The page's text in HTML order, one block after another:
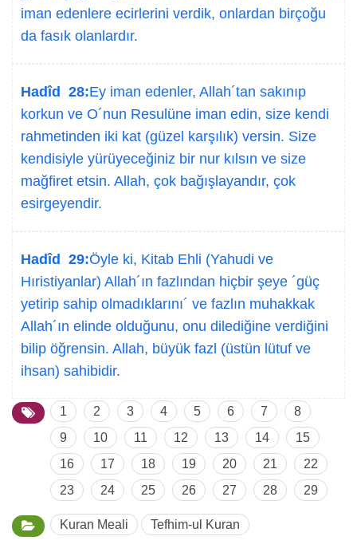
iman edenlere ecirlerini verdik, onlardan birçoğu
da fasık olanlardır.
Hadîd 28:Ey iman edenler, Allah´tan sakınıp
korkun ve O´nun Resulüne iman edin, size kendi
rahmetinden iki kat (güzel karşılık) versin. Size
kendisiyle yürüyeceğiniz bir nur kılsın ve size
mağfiret etsin. Allah, çok bağışlayandır, çok
esirgeyendir.
Hadîd 29:Öyle ki, Kitab Ehli (Yahudi ve
Hıristiyanlar) Allah´ın fazlından hiçbir şeye ´güç
yetirip sahip olmadıklarını´ ve fazlın muhakkak
Allah´ın elinde olduğunu, onu dilediğine verdiğini
bilip öğrensin. Allah, büyük fazl (üstün lütuf ve
ihsan) sahibidir.
1 2 3 4 5 6 7
8
9
10 11 12 13 14
15
16
17 18 19 20 21
22
23
24 25 26 27 28 29
Kuran Meali Tefhim-ul Kuran